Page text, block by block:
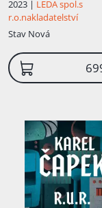
2023 | LEDA spol.s
r.o.nakladatelství
Stav Nová